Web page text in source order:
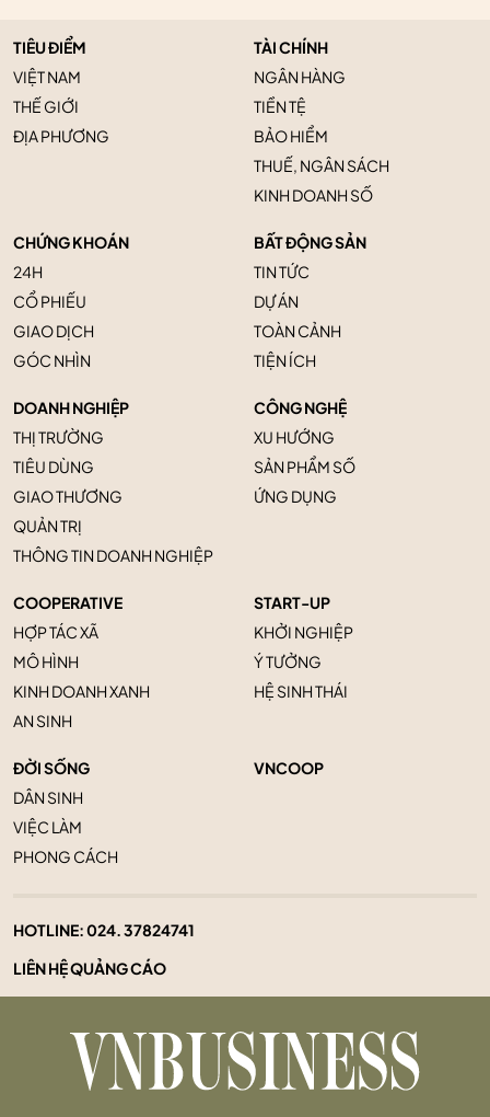
TIÊU ĐIỂM
VIỆT NAM
THẾ GIỚI
ĐỊA PHƯƠNG
TÀI CHÍNH
NGÂN HÀNG
TIỀN TỆ
BẢO HIỂM
THUẾ, NGÂN SÁCH
KINH DOANH SỐ
CHỨNG KHOÁN
24H
CỔ PHIẾU
GIAO DỊCH
GÓC NHÌN
BẤT ĐỘNG SẢN
TIN TỨC
DỰ ÁN
TOÀN CẢNH
TIỆN ÍCH
DOANH NGHIỆP
THỊ TRƯỜNG
TIÊU DÙNG
GIAO THƯƠNG
QUẢN TRỊ
THÔNG TIN DOANH NGHIỆP
CÔNG NGHỆ
XU HƯỚNG
SẢN PHẨM SỐ
ỨNG DỤNG
COOPERATIVE
HỢP TÁC XÃ
MÔ HÌNH
KINH DOANH XANH
AN SINH
START-UP
KHỞI NGHIỆP
Ý TƯỞNG
HỆ SINH THÁI
ĐỜI SỐNG
DÂN SINH
VIỆC LÀM
PHONG CÁCH
VNCOOP
HOTLINE:024. 37824741
LIÊN HỆ QUẢNG CÁO